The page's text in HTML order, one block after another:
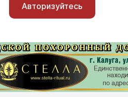
Авторизуйтесь